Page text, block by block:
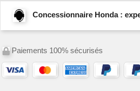
Concessionnaire Honda :
Paiements 100% sécurisés